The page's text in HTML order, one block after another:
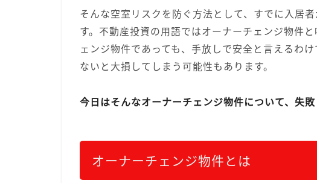
そんな空室リスクを防ぐ方法として、すでに入居
す。不動産投資の用語ではオーナーチェンジ物件
ェンジ物件であっても、手放しで安全と言えるわ
ないと大損してしまう可能性もあります。
今日はそんなオーナーチェンジ物件について、失
オーナーチェンジ物件とは